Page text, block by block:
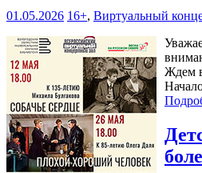
01.05.2026 16+, Виртуальный
Ждем